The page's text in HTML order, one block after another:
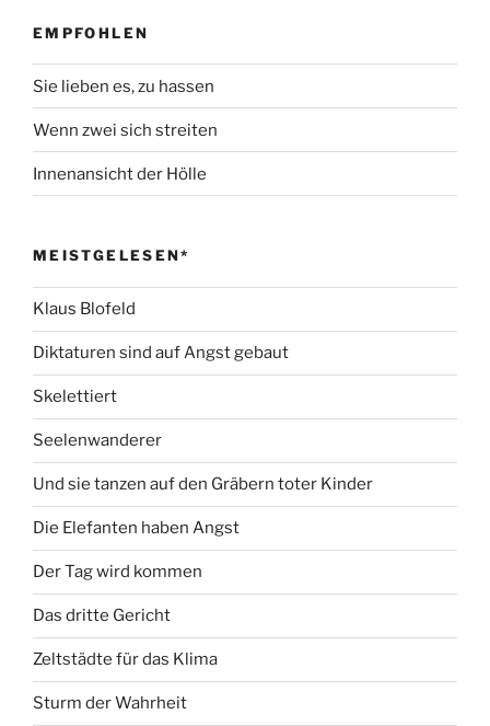
EMPFOHLEN
Sie lieben es, zu hassen
Wenn zwei sich streiten
Innenansicht der Hölle
MEISTGELESEN*
Klaus Blofeld
Diktaturen sind auf Angst gebaut
Skelettiert
Seelenwanderer
Und sie tanzen auf den Gräbern toter Kinder
Die Elefanten haben Angst
Der Tag wird kommen
Das dritte Gericht
Zeltstädte für das Klima
Sturm der Wahrheit